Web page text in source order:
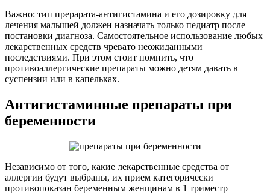
Важно: тип прерарата-антигистамина и его дозировку для
лечения малышей должен назначать только педиатр после
постановки диагноза. Самостоятельное использование любых
лекарственных средств чревато неожиданными
последствиями. При этом стоит помнить, что
противоаллергические препараты можно детям давать в
суспензии или в капельках.
Антигистаминные препараты при
беременности
Независимо от того, какие лекарственные средства от
аллергии будут выбраны, их прием категорически
противопоказан беременным женщинам в 1 триместр